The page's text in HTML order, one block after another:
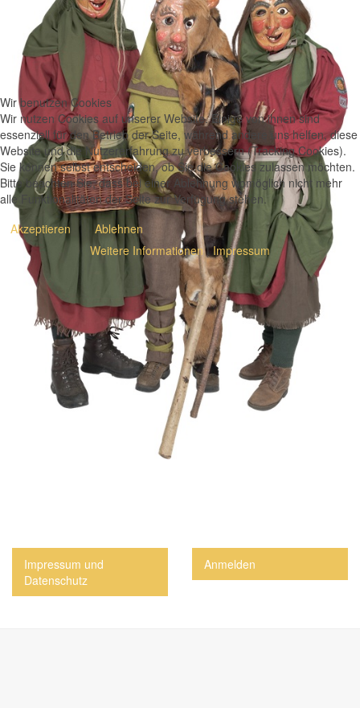
Impressum und
Datenschutz
Anmelden
Wir benutzen Cookies
Wir nutzen Cookies auf unserer Website. Einige von ihnen sind
essenziell für den Betrieb der Seite, während andere uns helfen, diese
Website und die Nutzererfahrung zu verbessern (Tracking Cookies).
Sie können selbst entscheiden, ob Sie die Cookies zulassen möchten.
Bitte beachten Sie, dass bei einer Ablehnung womöglich nicht mehr
alle Funktionalitäten der Seite zur Verfügung stehen.
Akzeptieren
Ablehnen
Weitere Informationen|Impressum